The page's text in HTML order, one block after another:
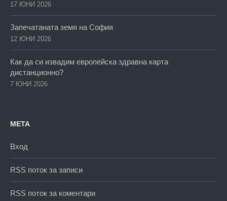
17 ЮНИ 2026
Запечатаната земя на София
12 ЮНИ 2026
Как да си извадим европейска здравна карта
дистанционно?
7 ЮНИ 2026
МЕТА
Вход
RSS поток за записи
RSS поток за коментари